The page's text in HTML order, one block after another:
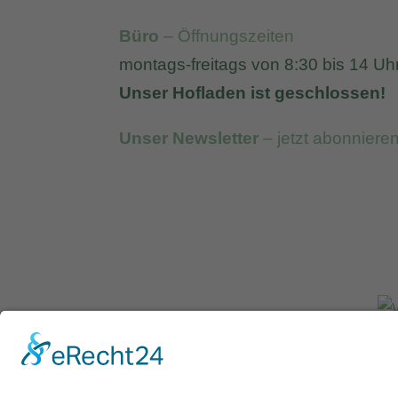
Büro – Öffnungszeiten
montags-freitags von 8:30 bis 14
Unser Hofladen ist geschlossen!
Unser Newsletter – jetzt